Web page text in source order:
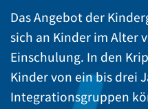
Das Angebot der
sich an Kinder im Alter
Einschulung. In den
Kinder von ein bis drei
Integrationsgruppen